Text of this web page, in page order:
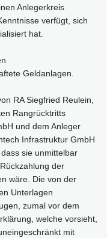
Anlegerkreis
verfügt, sich
hat.
Geldanlagen.
RA Siegfried Reulein,
Rangrücktritts
und dem Anleger
Infrastruktur GmbH
sie unmittelbar
der
wäre. Die von der
Unterlagen
zumal vor dem
welche vorsieht,
mit